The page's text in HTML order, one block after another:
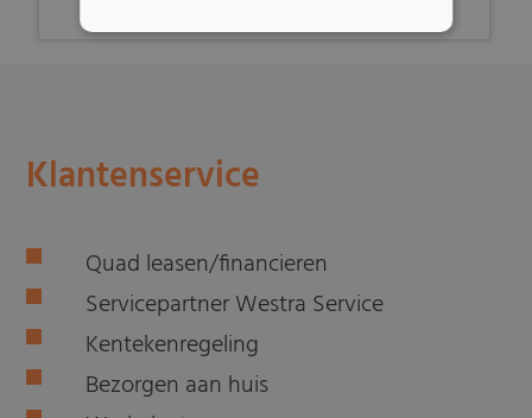
Klantenservice
Quad leasen/financieren
Servicepartner Westra Service
Kentekenregeling
Bezorgen aan huis